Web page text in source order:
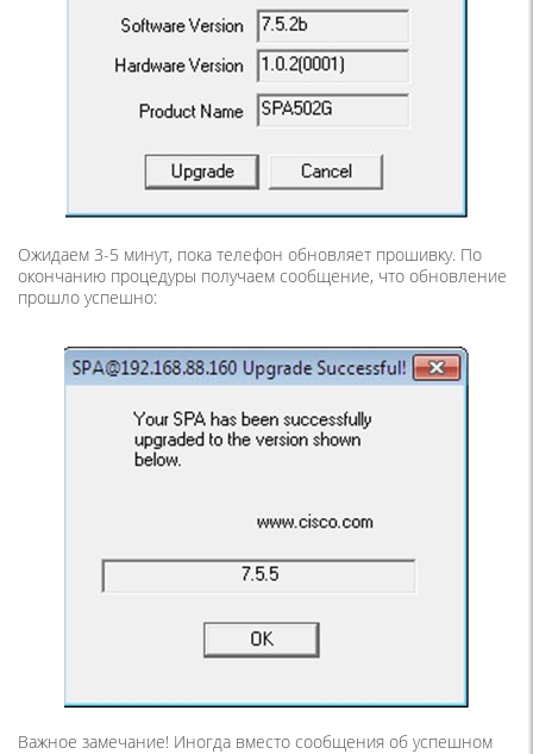
Ожидаем 3-5 минут, пока телефон обновляет прошивку. По
окончанию процедуры получаем сообщение, что обновление
прошло успешно:
Важное замечание! Иногда вместо сообщения об успешном